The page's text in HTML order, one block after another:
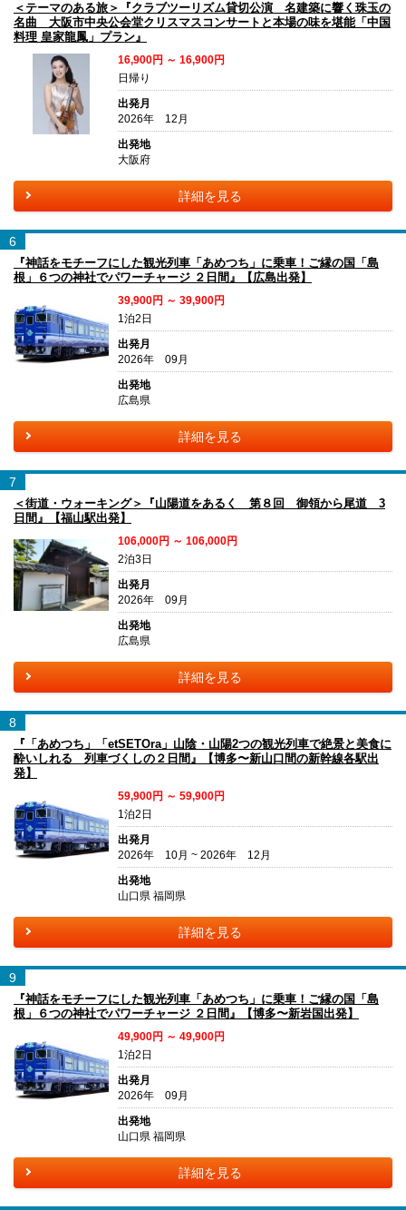
＜テーマのある旅＞『クラブツーリズム貸切公演 名建築に響く珠玉の
名曲 大阪市中央公会堂クリスマスコンサートと本場の味を堪能「中国
料理 皇家龍鳳」プラン』
16,900円 ～ 16,900円
日帰り
出発月
2026年 12月
出発地
大阪府
詳細を見る
6
『神話をモチーフにした観光列車「あめつち」に乗車！ご縁の国「島
根」６つの神社でパワーチャージ ２日間』【広島出発】
39,900円 ～ 39,900円
1泊2日
出発月
2026年 09月
出発地
広島県
詳細を見る
7
＜街道・ウォーキング＞『山陽道をあるく 第８回 御領から尾道 3
日間』【福山駅出発】
106,000円 ～ 106,000円
2泊3日
出発月
2026年 09月
出発地
広島県
詳細を見る
8
『「あめつち」「etSETOra」山陰・山陽2つの観光列車で絶景と美食に
酔いしれる 列車づくしの２日間』【博多〜新山口間の新幹線各駅出
発】
59,900円 ～ 59,900円
1泊2日
出発月
2026年 10月 ~ 2026年 12月
出発地
山口県 福岡県
詳細を見る
9
『神話をモチーフにした観光列車「あめつち」に乗車！ご縁の国「島
根」６つの神社でパワーチャージ ２日間』【博多〜新岩国出発】
49,900円 ～ 49,900円
1泊2日
出発月
2026年 09月
出発地
山口県 福岡県
詳細を見る